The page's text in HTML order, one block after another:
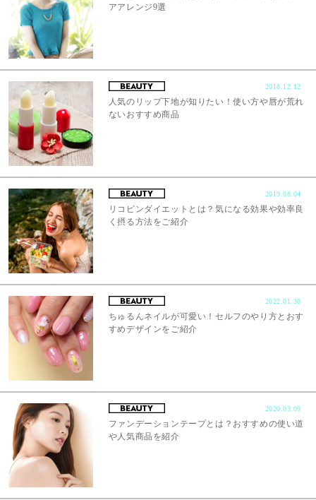
アアレンジ9選
2018.12.12
人気のリップ下地が知りたい！使い方や唇が荒れ
ないおすすめ商品
2019.08.04
リコピンダイエットとは？気になる効果や効率良
く摂る方法をご紹介
2022.01.30
ちゅるんネイルが可愛い！セルフのやり方とおす
すめデザインをご紹介
2020.03.09
ファンデーションテープとは？おすすめの使い道
や人気商品を紹介